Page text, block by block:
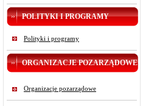
POLITYKI I PROGRAMY
Polityki i programy
ORGANIZACJE POZARZĄDOWE
Organizacje pozarządowe